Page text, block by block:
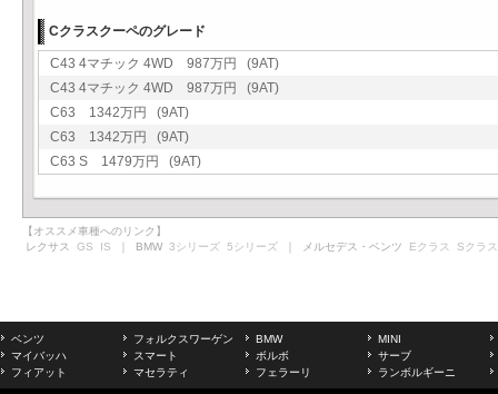
Cクラスクーペのグレード
C43 4マチック 4WD 987万円 (9AT)
C43 4マチック 4WD 987万円 (9AT)
C63 1342万円 (9AT)
C63 1342万円 (9AT)
C63 S 1479万円 (9AT)
【オススメ車種へのリンク】
レクサス GS IS ｜ BMW 3シリーズ 5シリーズ ｜ メルセデス・ベンツ Eクラス Sクラス
ベンツ フォルクスワーゲン BMW
MINI
マイバッハ
スマート ボルボ
サーブ
フィアット
マセラティ フェラーリ ランボルギーニ